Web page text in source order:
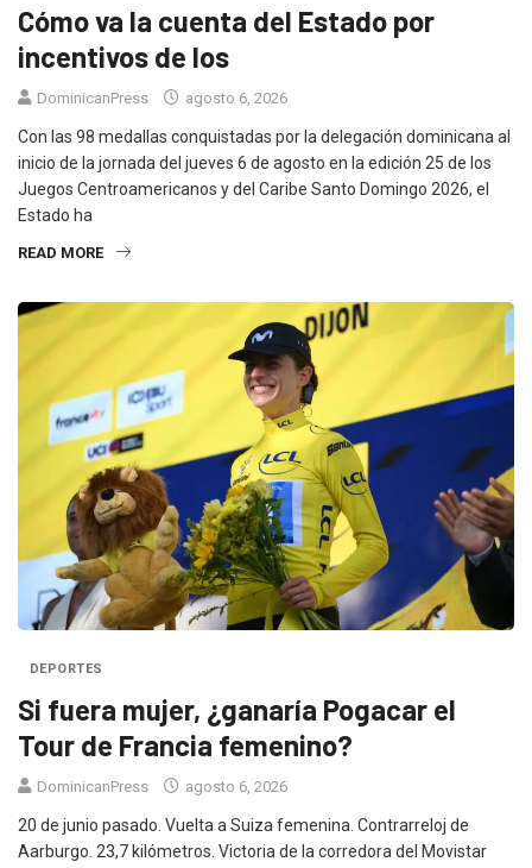
Cómo va la cuenta del Estado por
incentivos de los
DominicanPress agosto 6, 2026
Con las 98 medallas conquistadas por la delegación dominicana al
inicio de la jornada del jueves 6 de agosto en la edición 25 de los
Juegos Centroamericanos y del Caribe Santo Domingo 2026, el
Estado ha
READ MORE
DEPORTES
Si fuera mujer, ¿ganaría Pogacar el
Tour de Francia femenino?
DominicanPress agosto 6, 2026
20 de junio pasado. Vuelta a Suiza femenina. Contrarreloj de
Aarburgo. 23,7 kilómetros. Victoria de la corredora del Movistar